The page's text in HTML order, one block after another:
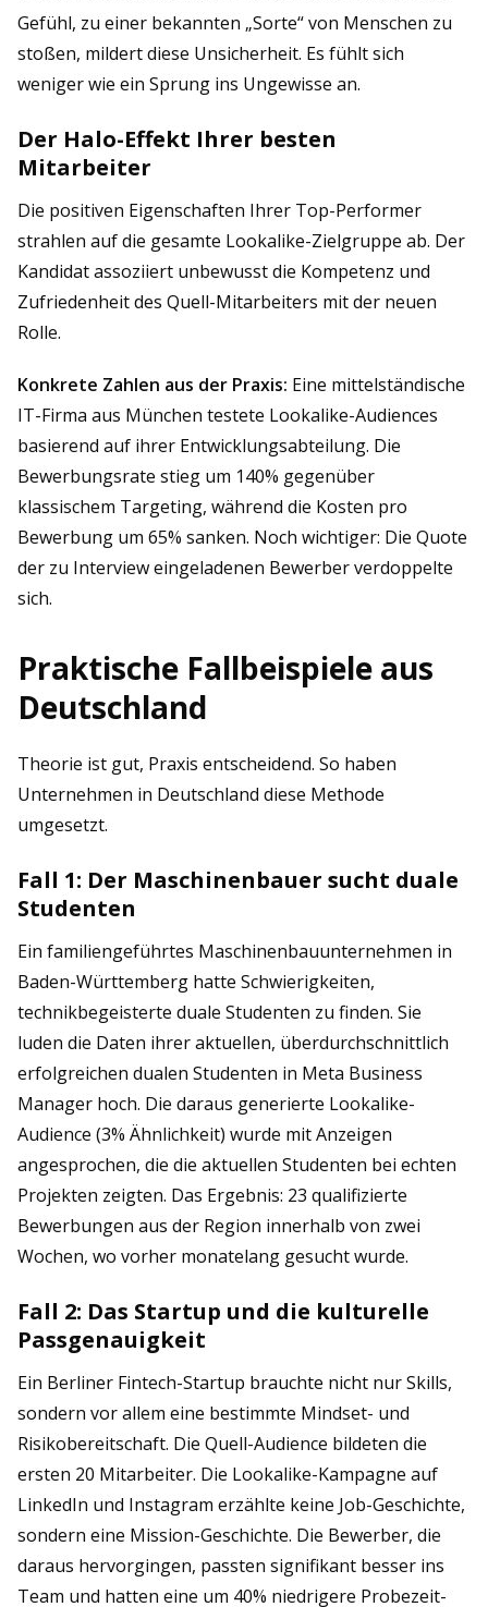
Gefühl, zu einer bekannten „Sorte“ von Menschen zu
stoßen, mildert diese Unsicherheit. Es fühlt sich
weniger wie ein Sprung ins Ungewisse an.
Der Halo-Effekt Ihrer besten
Mitarbeiter
Die positiven Eigenschaften Ihrer Top-Performer
strahlen auf die gesamte Lookalike-Zielgruppe ab. Der
Kandidat assoziiert unbewusst die Kompetenz und
Zufriedenheit des Quell-Mitarbeiters mit der neuen
Rolle.
Konkrete Zahlen aus der Praxis: Eine mittelständische
IT-Firma aus München testete Lookalike-Audiences
basierend auf ihrer Entwicklungsabteilung. Die
Bewerbungsrate stieg um 140% gegenüber
klassischem Targeting, während die Kosten pro
Bewerbung um 65% sanken. Noch wichtiger: Die Quote
der zu Interview eingeladenen Bewerber verdoppelte
sich.
Praktische Fallbeispiele aus
Deutschland
Theorie ist gut, Praxis entscheidend. So haben
Unternehmen in Deutschland diese Methode
umgesetzt.
Fall 1: Der Maschinenbauer sucht duale
Studenten
Ein familiengeführtes Maschinenbauunternehmen in
Baden-Württemberg hatte Schwierigkeiten,
technikbegeisterte duale Studenten zu finden. Sie
luden die Daten ihrer aktuellen, überdurchschnittlich
erfolgreichen dualen Studenten in Meta Business
Manager hoch. Die daraus generierte Lookalike-
Audience (3% Ähnlichkeit) wurde mit Anzeigen
angesprochen, die die aktuellen Studenten bei echten
Projekten zeigten. Das Ergebnis: 23 qualifizierte
Bewerbungen aus der Region innerhalb von zwei
Wochen, wo vorher monatelang gesucht wurde.
Fall 2: Das Startup und die kulturelle
Passgenauigkeit
Ein Berliner Fintech-Startup brauchte nicht nur Skills,
sondern vor allem eine bestimmte Mindset- und
Risikobereitschaft. Die Quell-Audience bildeten die
ersten 20 Mitarbeiter. Die Lookalike-Kampagne auf
LinkedIn und Instagram erzählte keine Job-Geschichte,
sondern eine Mission-Geschichte. Die Bewerber, die
daraus hervorgingen, passten signifikant besser ins
Team und hatten eine um 40% niedrigere Probezeit-